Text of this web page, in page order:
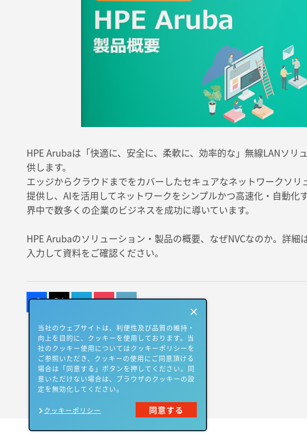
HPE Arubaは「快適に、安全に、柔軟に、効率的な」無線LANソリ
供します。
エッジからクラウドまでをカバーしたセキュアなネットワークソリ
提供し、AIを活用してネットワークをシンプルかつ高速化・自動化
界中で数多くの企業のビジネスを成功に導いています。
HPE Arubaのソリューション・製品の概要、なぜNVCなのか。詳細
入力して資料をご確認ください。
当社のウェブサイトは、利便性及び品質の維持・
向上を目的に、クッキーを使用しております。当
社のクッキー使用についてはクッキーポリシーを
ご参照いただき、クッキーの使用にご同意頂ける
場合は「同意する」ボタンを押してください。同
意いただけない場合は、ブラウザのクッキーの設
定を無効化してください。
クッキーポリシー 同意する